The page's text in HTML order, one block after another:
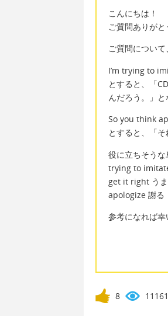
こんにちは！
ご質問ありがと
ご質問について
I’m trying to
とすると、「
んだろう。」と
So you think
とすると、「
役に立ちそう
trying to
get it right うま
apologize 謝る
参考になれば幸
8 11161